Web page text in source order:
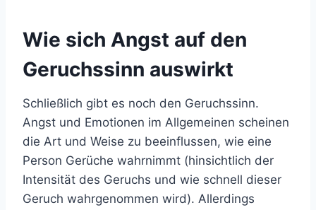
Wie sich Angst auf den
Geruchssinn auswirkt
Schließlich gibt es noch den Geruchssinn.
Angst und Emotionen im Allgemeinen scheinen
die Art und Weise zu beeinflussen, wie eine
Person Gerüche wahrnimmt (hinsichtlich der
Intensität des Geruchs und wie schnell dieser
Geruch wahrgenommen wird). Allerdings